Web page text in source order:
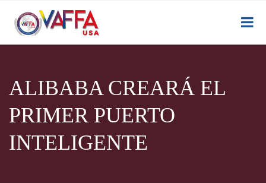
ALIBABA CREARÁ EL
PRIMER PUERTO
INTELIGENTE